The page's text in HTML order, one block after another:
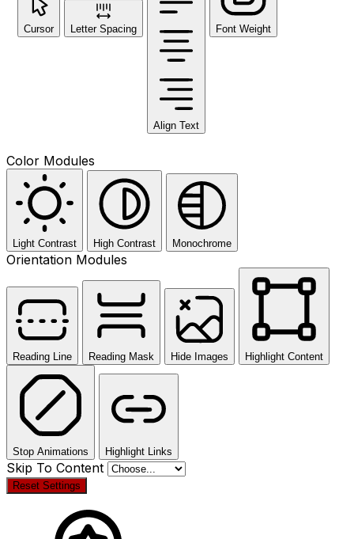
Cursor Letter Spacing
Align Text
Font Weight
Color Modules
Light Contrast High Contrast Monochrome
Orientation Modules
Reading Line Reading Mask Hide Images Highlight Content
Stop Animations Highlight Links
Skip To Content
Reset Settings